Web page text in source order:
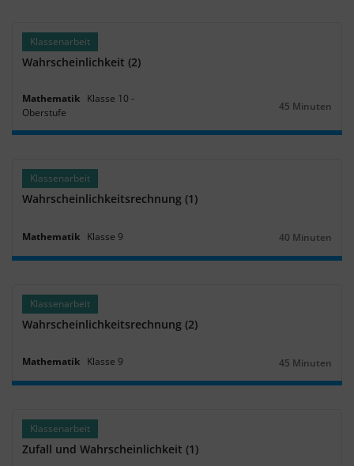
Klassenarbeit
Wahrscheinlichkeit (2)
Mathematik Klasse 10 ‐
Oberstufe
Dauer:
45 Minuten
Klassenarbeit
Wahrscheinlichkeitsrechnung (1)
Mathematik Klasse 9
Dauer:
40 Minuten
Klassenarbeit
Wahrscheinlichkeitsrechnung (2)
Mathematik Klasse 9
Dauer:
45 Minuten
Klassenarbeit
Zufall und Wahrscheinlichkeit (1)